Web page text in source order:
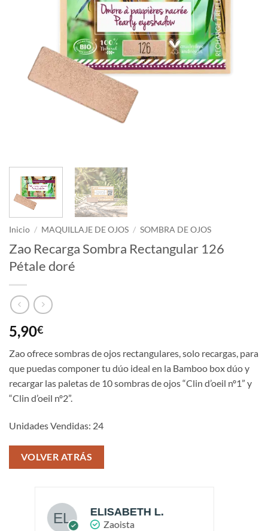
Inicio / MAQUILLAJE DE OJOS / SOMBRA DE OJOS
Zao Recarga Sombra Rectangular 126
Pétale doré
5,90€
Zao ofrece sombras de ojos rectangulares, solo recargas, para
que puedas componer tu dúo ideal en la Bamboo box dúo y
recargar las paletas de 10 sombras de ojos “Clin d’oeil nº1” y
“Clin d’oeil nº2”.
Unidades Vendidas: 24
VOLVER ATRÁS
ELISABETH L.
Zaoista